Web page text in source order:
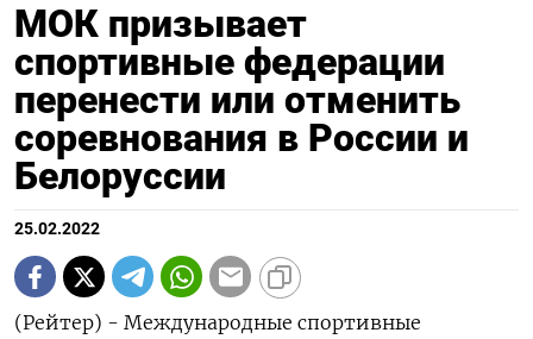
МОК призывает
спортивные федерации
перенести или отменить
соревнования в России и
Белоруссии
25.02.2022
(Рейтер) - Международные спортивные